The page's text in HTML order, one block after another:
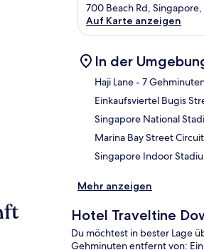
700 Beach Rd, Singapore,
Auf Karte anzeigen
In der
Haji Lane- 7
Einkaufsviertel Bugis
Singapore National
Marina Bay Street Circuit
Singapore Indoor
Mehr anzeigen
Hotel Traveltine
Du möchtest in bester Lage
Gehminuten entfernt von: